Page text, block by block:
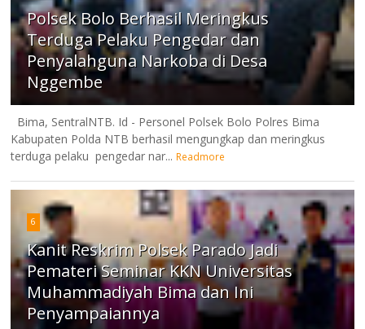
Polsek Bolo Berhasil Meringkus
Terduga Pelaku Pengedar dan
Penyalahguna Narkoba di Desa
Nggembe
Bima, SentralNTB. Id - Personel Polsek Bolo Polres Bima
Kabupaten Polda NTB berhasil mengungkap dan meringkus
terduga pelaku pengedar nar... Readmore
6
Kanit Reskrim Polsek Parado Jadi
Pemateri Seminar KKN Universitas
Muhammadiyah Bima dan Ini
Penyampaiannya